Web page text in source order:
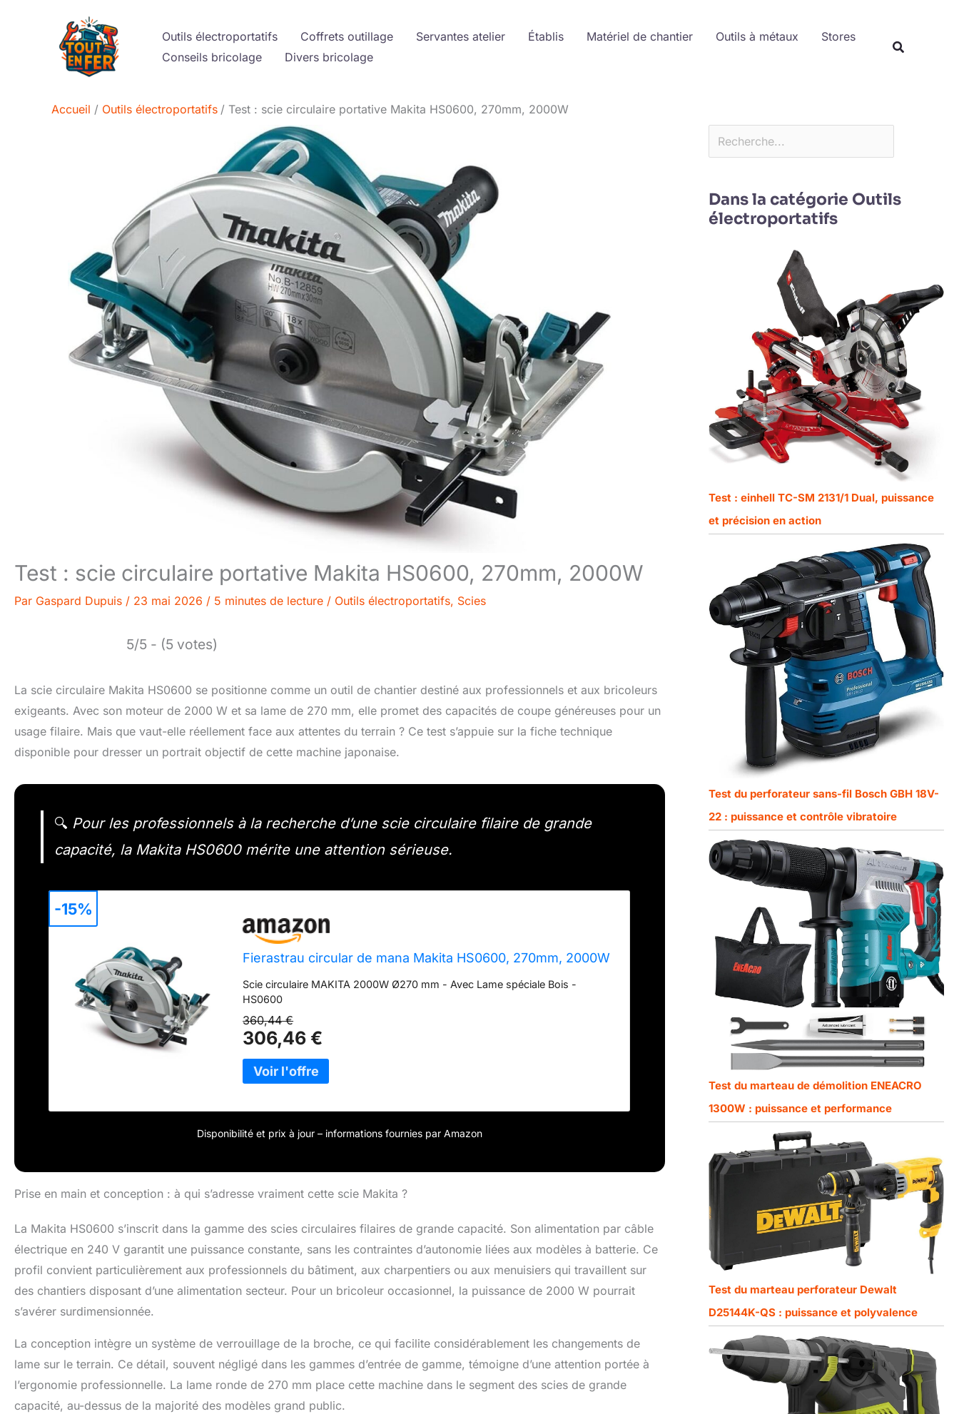
Outils électroportatifs Coffrets outillage Servantes atelier Établis Matériel de chantier Outils à métaux
Stores
Conseils bricolage
Divers bricolage
Accueil Outils électroportatifs Test : scie circulaire portative Makita HS0600, 270mm, 2000W
Test : scie circulaire portative Makita HS0600, 270mm, 2000W
Par Gaspard Dupuis / 23 mai 2026 / 5 minutes de lecture / Outils électroportatifs, Scies
5/5 - (5 votes)
La scie circulaire Makita HS0600 se positionne comme un outil de chantier destiné aux professionnels et aux bricoleurs
exigeants. Avec son moteur de 2000 W et sa lame de 270 mm, elle promet des capacités de coupe généreuses pour un
usage filaire. Mais que vaut-elle réellement face aux attentes du terrain ? Ce test s’appuie sur la fiche technique
disponible pour dresser un portrait objectif de cette machine japonaise.
🔍 Pour les professionnels à la recherche d’une scie circulaire filaire de grande
capacité, la Makita HS0600 mérite une attention sérieuse.
Fierastrau circular de mana Makita HS0600, 270mm, 2000W
Scie circulaire MAKITA 2000W Ø270 mm - Avec Lame spéciale Bois -
HS0600
360,44 €
306,46 €
-15%
Disponibilité et prix à jour – informations fournies par Amazon
Prise en main et conception : à qui s’adresse vraiment cette scie Makita ?
La Makita HS0600 s’inscrit dans la gamme des scies circulaires filaires de grande capacité. Son alimentation par câble
électrique en 240 V garantit une puissance constante, sans les contraintes d’autonomie liées aux modèles à batterie. Ce
profil convient particulièrement aux professionnels du bâtiment, aux charpentiers ou aux menuisiers qui travaillent sur
des chantiers disposant d’une alimentation secteur. Pour un bricoleur occasionnel, la puissance de 2000 W pourrait
s’avérer surdimensionnée.
La conception intègre un système de verrouillage de la broche, ce qui facilite considérablement les changements de
lame sur le terrain. Ce détail, souvent négligé dans les gammes d’entrée de gamme, témoigne d’une attention portée à
l’ergonomie professionnelle. La lame ronde de 270 mm place cette machine dans le segment des scies de grande
capacité, au-dessus de la majorité des modèles grand public.
Dans la catégorie Outils
électroportatifs
Test : einhell TC-SM 2131/1 Dual, puissance
et précision en action
Test du perforateur sans-fil Bosch GBH 18V-
22 : puissance et contrôle vibratoire
Test du marteau de démolition ENEACRO
1300W : puissance et performance
Test du marteau perforateur Dewalt
D25144K-QS : puissance et polyvalence